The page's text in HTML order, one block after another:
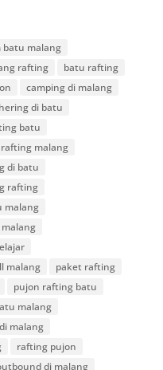
malang
rafting
batu rafting
camping di malang
di batu
batu
malang
di batu
rafting
malang
malang
paket rafting
pujon rafting batu
malang
malang
rafting pujon
di malang